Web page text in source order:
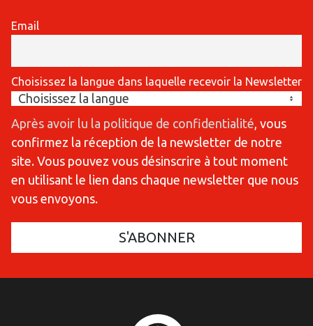
Email
Choisissez la langue dans laquelle recevoir la Newsletter
Après avoir lu la politique de confidentialité, vous
confirmez la réception de la newsletter de notre
site. Vous pouvez vous désinscrire à tout moment
en utilisant le lien dans chaque newsletter que nous
vous envoyons.